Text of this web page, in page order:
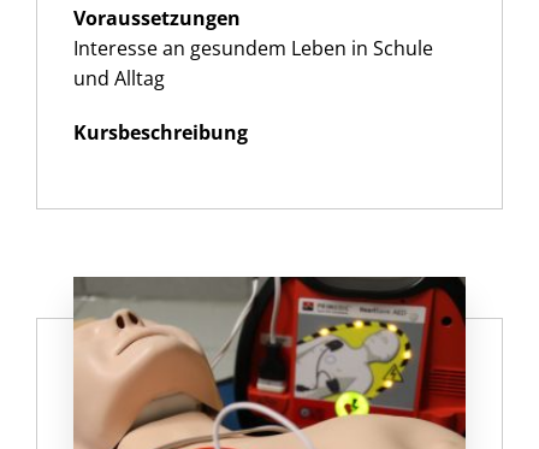
Voraussetzungen
Interesse an gesundem Leben in Schule
und Alltag
Kursbeschreibung